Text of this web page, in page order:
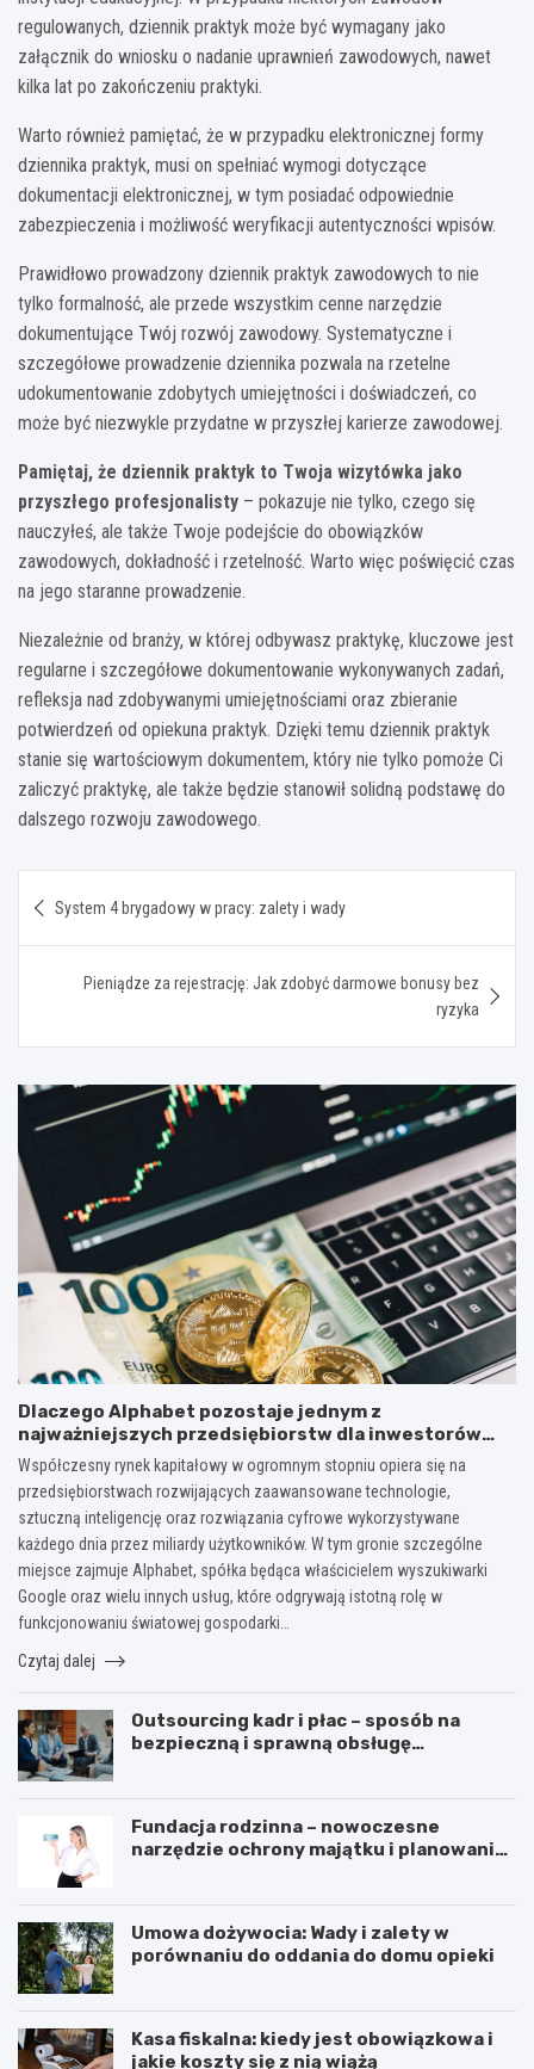
regulowanych, dziennik praktyk może być wymagany jako
załącznik do wniosku o nadanie uprawnień zawodowych, nawet
kilka lat po zakończeniu praktyki.
Warto również pamiętać, że w przypadku elektronicznej formy
dziennika praktyk, musi on spełniać wymogi dotyczące
dokumentacji elektronicznej, w tym posiadać odpowiednie
zabezpieczenia i możliwość weryfikacji autentyczności wpisów.
Prawidłowo prowadzony dziennik praktyk zawodowych to nie
tylko formalność, ale przede wszystkim cenne narzędzie
dokumentujące Twój rozwój zawodowy. Systematyczne i
szczegółowe prowadzenie dziennika pozwala na rzetelne
udokumentowanie zdobytych umiejętności i doświadczeń, co
może być niezwykle przydatne w przyszłej karierze zawodowej.
Pamiętaj, że dziennik praktyk to Twoja wizytówka jako
przyszłego profesjonalisty – pokazuje nie tylko, czego się
nauczyłeś, ale także Twoje podejście do obowiązków
zawodowych, dokładność i rzetelność. Warto więc poświęcić czas
na jego staranne prowadzenie.
Niezależnie od branży, w której odbywasz praktykę, kluczowe jest
regularne i szczegółowe dokumentowanie wykonywanych zadań,
refleksja nad zdobywanymi umiejętnościami oraz zbieranie
potwierdzeń od opiekuna praktyk. Dzięki temu dziennik praktyk
stanie się wartościowym dokumentem, który nie tylko pomoże Ci
zaliczyć praktykę, ale także będzie stanowił solidną podstawę do
dalszego rozwoju zawodowego.
wpisu
System 4 brygadowy w pracy: zalety i wady
Pieniądze za rejestrację: Jak zdobyć darmowe bonusy bez
ryzyka
Dlaczego Alphabet pozostaje jednym z
najważniejszych przedsiębiorstw dla inwestorów
zainteresowanych sektorem nowych technologii?
Współczesny rynek kapitałowy w ogromnym stopniu opiera się na
przedsiębiorstwach rozwijających zaawansowane technologie,
sztuczną inteligencję oraz rozwiązania cyfrowe wykorzystywane
każdego dnia przez miliardy użytkowników. W tym gronie szczególne
miejsce zajmuje Alphabet, spółka będąca właścicielem wyszukiwarki
Google oraz wielu innych usług, które odgrywają istotną rolę w
funkcjonowaniu światowej gospodarki…
Czytaj dalej
Outsourcing kadr i płac – sposób na
bezpieczną i sprawną obsługę
Fundacja rodzinna – nowoczesne
narzędzie ochrony majątku i planowania
Umowa dożywocia: Wady i zalety w
porównaniu do oddania do domu opieki
Kasa fiskalna: kiedy jest obowiązkowa i
jakie koszty się z nią wiążą